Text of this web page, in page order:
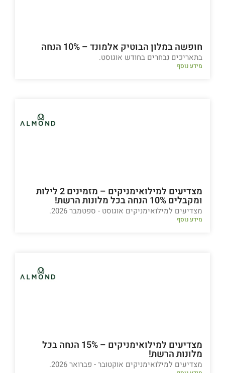
חופשה במלון הבוטיק אלמונד – 10% הנחה
בתאריכים נבחרים בחודש אוגוסט.
מידע נוסף
מצדיעים למילואימניקים – מזמינים 2 לילות
ומקבלים 10% הנחה בכל מלונות הרשת!
מצדיעים למילואימניקים אוגוסט - ספטמבר 2026.
מידע נוסף
מצדיעים למילואימניקים – 15% הנחה בכל
מלונות הרשת!
מצדיעים למילואימניקים אוקטובר - פברואר 2026.